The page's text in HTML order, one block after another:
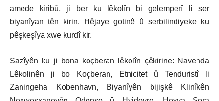
amede kiribû, ji ber ku lêkolîn bi gelemperî li ser
biyanîyan tên kirin. Hêjaye gotinê û serbilindiyeke ku
pêşkeşîya xwe kurdî kir.
Sazîyên ku ji bona koçberan lêkolîn çêkirine: Navenda
Lêkolinên ji bo Koçberan, Etnicitet û Tenduristî li
Zaningeha Kobenhavn, Biyanîyên bijişkê Klinîkên